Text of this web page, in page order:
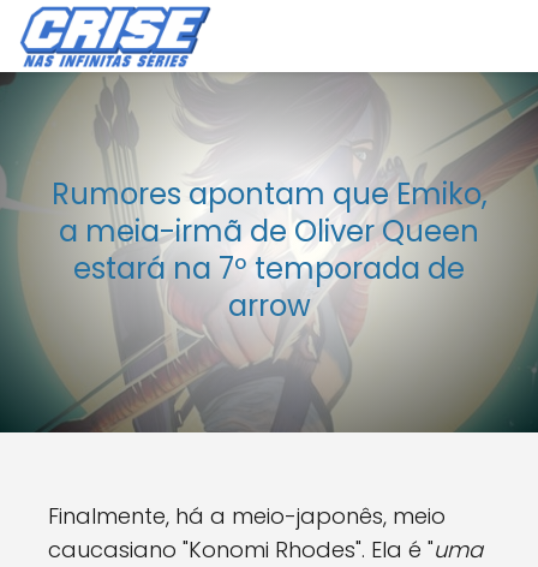
Rumores apontam que Emiko,
a meia-irmã de Oliver Queen
estará na 7º temporada de
arrow
Finalmente, há a meio-japonês, meio
caucasiano "Konomi Rhodes". Ela é "uma